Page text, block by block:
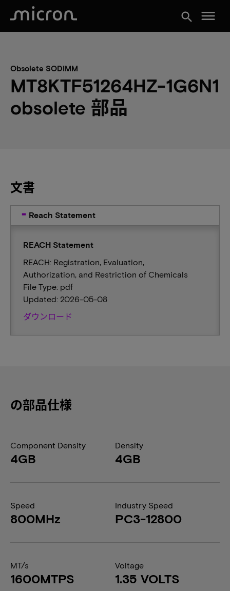
search menu
Obsolete SODIMM
MT8KTF51264HZ-1G6N1
obsolete 部品
文書
Reach Statement
REACH Statement
REACH: Registration, Evaluation,
Authorization, and Restriction of Chemicals
File Type: pdf
Updated: 2026-05-08
ダウンロード
の部品仕様
Component Density
4GB
Density
4GB
Speed
800MHz
Industry Speed
PC3-12800
MT/s
1600MTPS
Voltage
1.35 VOLTS